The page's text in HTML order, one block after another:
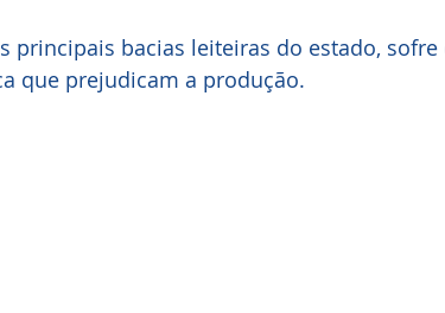
principais bacias leiteiras do estado, sofre
que prejudicam a produção.